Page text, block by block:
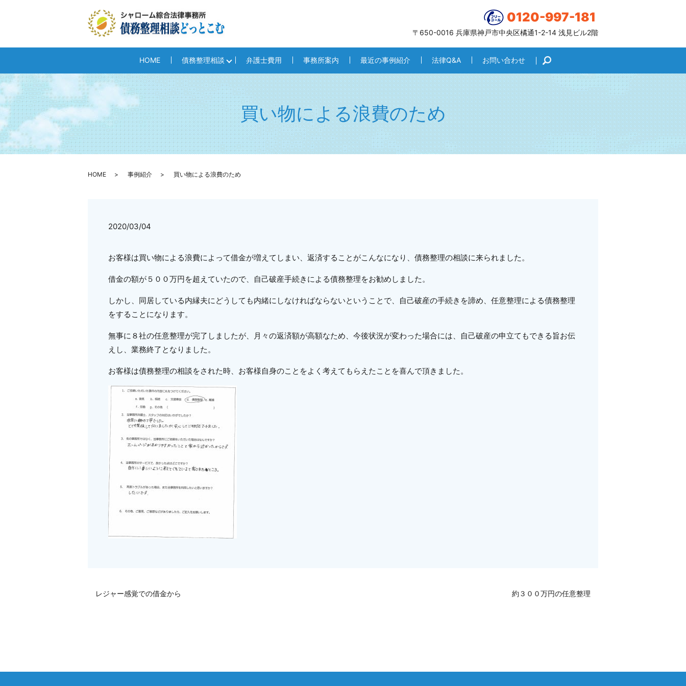
0120-997-181
〒650-0016 兵庫県神戸市中央区橘通1-2-14 浅見ビル2階
HOME 債務整理相談 弁護士費用 事務所案内 最近の事例紹介 法律Q&A お問い合わせ search
買い物による浪費のため
HOME 事例紹介 買い物による浪費のため
2020/03/04
お客様は買い物による浪費によって借金が増えてしまい、返済することがこんなになり、債務整理の相談に来られました。
借金の額が５００万円を超えていたので、自己破産手続きによる債務整理をお勧めしました。
しかし、同居している内縁夫にどうしても内緒にしなければならないということで、自己破産の手続きを諦め、任意整理による債務整理
をすることになります。
無事に８社の任意整理が完了しましたが、月々の返済額が高額なため、今後状況が変わった場合には、自己破産の申立てもできる旨お伝
えし、業務終了となりました。
お客様は債務整理の相談をされた時、お客様自身のことをよく考えてもらえたことを喜んで頂きました。
レジャー感覚での借金から 約３００万円の任意整理